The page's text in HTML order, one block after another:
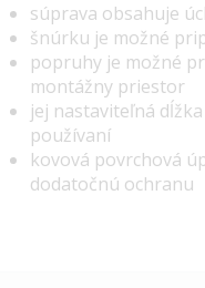
súprava obsahuje
šnúrku je možné
popruhy je možné
montážny priestor
jej nastaviteľná
používaní
kovová povrchová
dodatočnú ochranu